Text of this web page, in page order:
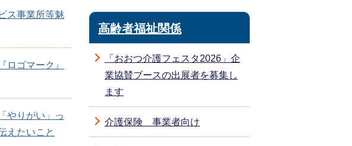
ス事業所等魅
ロゴマーク』
やりがい」っ
えたいこと
高齢者福祉関係
「おおつ介護フェスタ2026」企
業協賛ブースの出展者を募集し
ます
介護保険 事業者向け